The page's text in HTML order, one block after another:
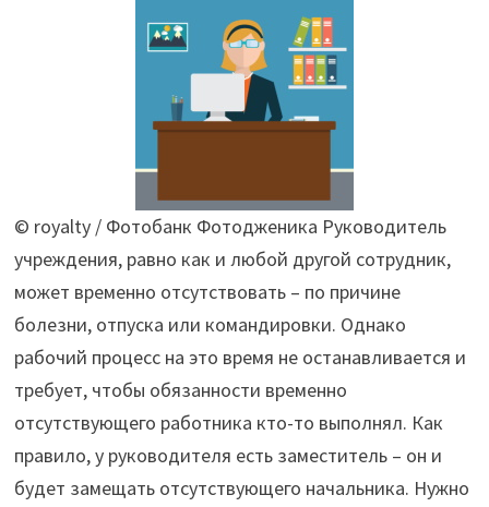
© royalty / Фотобанк Фотодженика Руководитель
учреждения, равно как и любой другой сотрудник,
может временно отсутствовать – по причине
болезни, отпуска или командировки. Однако
рабочий процесс на это время не останавливается и
требует, чтобы обязанности временно
отсутствующего работника кто-то выполнял. Как
правило, у руководителя есть заместитель – он и
будет замещать отсутствующего начальника. Нужно